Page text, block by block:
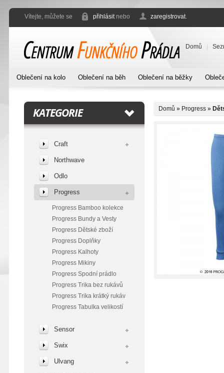
Vítejte, můžete se přihlásitnebo zaregistrovat.
Domů
Oblečení na kolo Oblečení na běh Oblečení na běžky
KATEGORIE
Craft
Northwave
Odlo
Progress
Progress Bamboo kolekce
Progress Bundy a Vesty
Progress Dětské zboží
Progress Doplňky
Progress Kalhoty
Progress Mikiny
Progress Spodní prádlo
Progress Trika bez rukávů
Progress Trika krátký rukáv
Progress Tabulka velikostí
Sensor
Swix
Ulvang
Domů » Progress »